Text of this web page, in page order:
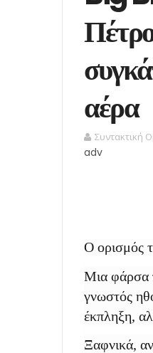
αέρα
Συντακτική
adv
Ο ορισμός
Μια φάρσα
γνωστός
έκπληξη,
Ξαφνικά,